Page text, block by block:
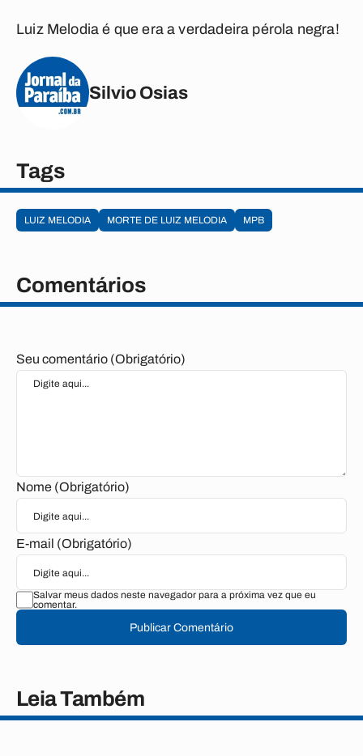
Luiz Melodia é que era a verdadeira pérola negra!
Silvio Osias
Tags
LUIZ MELODIA MORTE DE LUIZ MELODIA MPB
Comentários
Seu comentário (Obrigatório)
Nome (Obrigatório)
E-mail (Obrigatório)
Salvar meus dados neste navegador para a próxima vez que eu
comentar.
Publicar Comentário
Leia Também